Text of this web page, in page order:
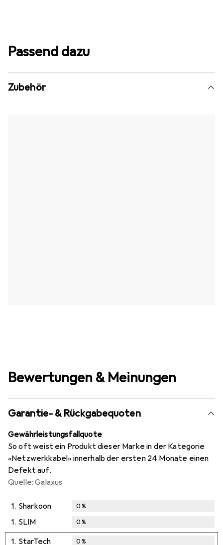
Passend dazu
Zubehör
Bewertungen & Meinungen
Garantie- & Rückgabequoten
Gewährleistungsfallquote
So oft weist ein Produkt dieser Marke in der Kategorie
«Netzwerkkabel» innerhalb der ersten 24 Monate einen
Defekt auf.
Quelle: Galaxus
1. Sharkoon 0%
1. SLIM 0%
1. StarTech 0%